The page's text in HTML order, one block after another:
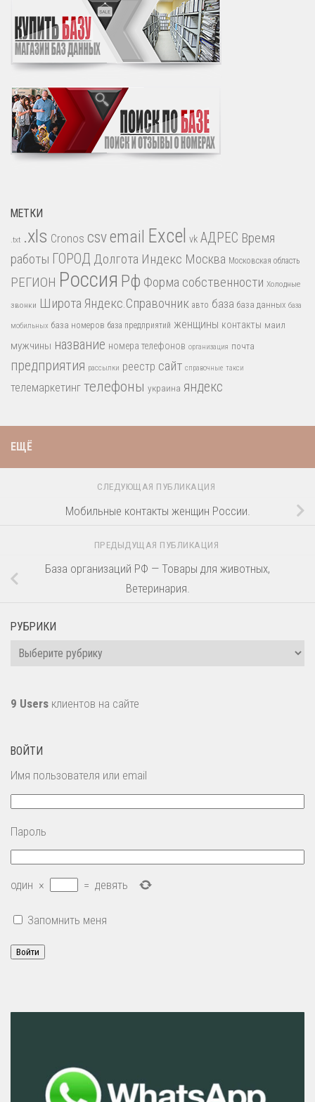
МЕТКИ
.txt .xls Cronos csvemail Excel vk АДРЕС Время
работы ГОРОД Долгота Индекс Москва Московская область
РЕГИОН Россия Рф Форма собственности Холодные
звонки Широта Яндекс.Справочник авто база база данных база
мобильных база номеров база предприятий женщины контакты маил
мужчины название номера телефонов организация почта
предприятия рассылки реестр сайт справочные такси
телемаркетинг телефоны украина яндекс
ЕЩЁ
СЛЕДУЮЩАЯ ПУБЛИКАЦИЯ
Мобильные контакты женщин России.
ПРЕДЫДУЩАЯ ПУБЛИКАЦИЯ
База организаций РФ — Товары для животных,
Ветеринария.
РУБРИКИ
Рубрики
9 Users клиентов на сайте
ВОЙТИ
Имя пользователя или email
Пароль
один × = девять
Запомнить меня
Войти